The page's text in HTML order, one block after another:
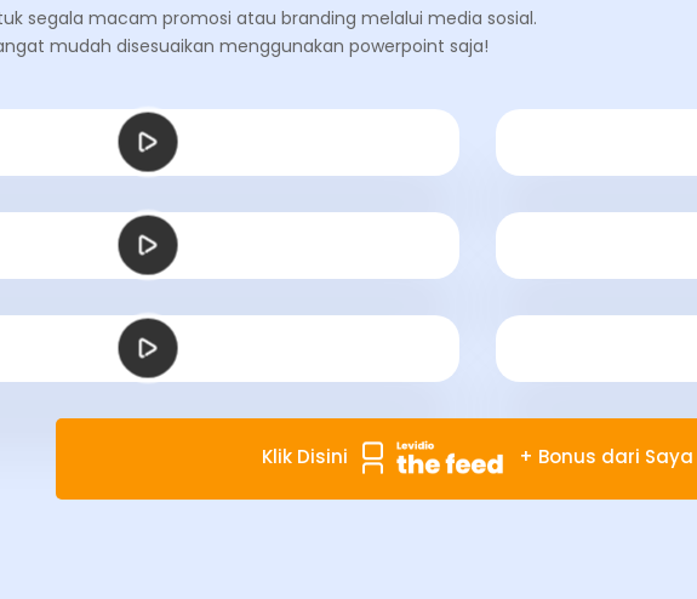
segala macam promosi atau branding melalui media sosial.
mudah disesuaikan menggunakan powerpoint saja!
Klik Disini + Bonus dari Saya